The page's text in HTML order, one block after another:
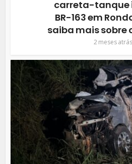
carreta-tanque
BR-163 em
saiba mais sobre
2 meses atrás